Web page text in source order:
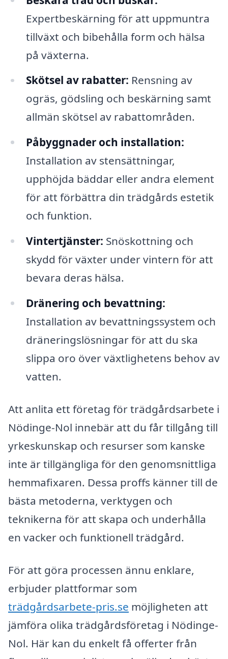
Expertbeskärning för att uppmuntra
tillväxt och bibehålla form och hälsa
på växterna.
Skötsel av rabatter: Rensning av
ogräs, gödsling och beskärning samt
allmän skötsel av rabattområden.
Påbyggnader och installation:
Installation av stensättningar,
upphöjda bäddar eller andra element
för att förbättra din trädgårds estetik
och funktion.
Vintertjänster: Snöskottning och
skydd för växter under vintern för att
bevara deras hälsa.
Dränering och bevattning:
Installation av bevattningssystem och
dräneringslösningar för att du ska
slippa oro över växtlighetens behov av
vatten.
Att anlita ett företag för trädgårdsarbete i
Nödinge-Nol innebär att du får tillgång till
yrkeskunskap och resurser som kanske
inte är tillgängliga för den genomsnittliga
hemmafixaren. Dessa proffs känner till de
bästa metoderna, verktygen och
teknikerna för att skapa och underhålla
en vacker och funktionell trädgård.
För att göra processen ännu enklare,
erbjuder plattformar som
trädgårdsarbete-pris.se möjligheten att
jämföra olika trädgårdsföretag i Nödinge-
Nol. Här kan du enkelt få offerter från